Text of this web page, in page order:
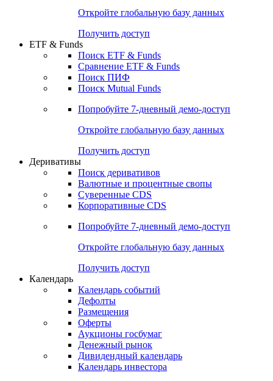
Откройте глобальную базу данных
Получить доступ
ETF & Funds
Поиск ETF & Funds
Сравнение ETF & Funds
Поиск ПИФ
Поиск Mutual Funds
Попробуйте 7-дневный демо-доступ
Откройте глобальную базу данных
Получить доступ
Деривативы
Поиск деривативов
Валютные и процентные свопы
Суверенные CDS
Корпоративные CDS
Попробуйте 7-дневный демо-доступ
Откройте глобальную базу данных
Получить доступ
Календарь
Календарь событий
Дефолты
Размещения
Оферты
Аукционы госбумаг
Денежный рынок
Дивидендный календарь
Календарь инвестора